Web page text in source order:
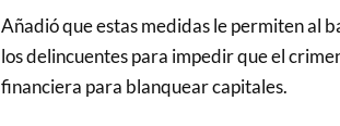
Añadió que estas medidas le permiten al
los delincuentes para impedir que el
financiera para blanquear capitales.